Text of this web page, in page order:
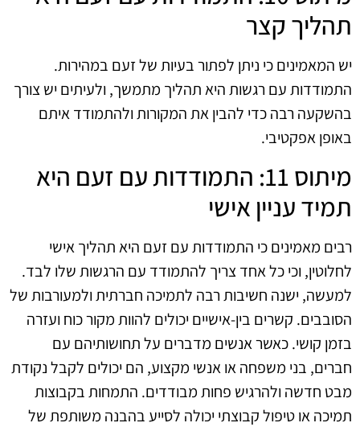
תהליך קצר
יש המאמינים כי ניתן לפתור בעיות של זעם במהירות.
התמודדות עם רגשות היא תהליך מתמשך, ולעיתים יש צורך
בהשקעה רבה כדי להבין את המקורות ולהתמודד איתם
באופן אפקטיבי.
מיתוס 11: התמודדות עם זעם היא
תמיד עניין אישי
רבים מאמינים כי התמודדות עם זעם היא תהליך אישי
לחלוטין, וכי כל אחד צריך להתמודד עם הרגשות שלו לבד.
למעשה, ישנה חשיבות רבה לתמיכה חברתית ולמעורבות של
הסובבים. קשרים בין-אישיים יכולים להוות מקור כוח ועזרה
בזמן קושי. כאשר אנשים מדברים על תחושותיהם עם
חברים, בני משפחה או אנשי מקצוע, הם יכולים לקבל נקודת
מבט חדשה ולהרגיש פחות מבודדים. התמחות בקבוצות
תמיכה או טיפול קבוצתי יכולה לסייע בהבנה משותפת של